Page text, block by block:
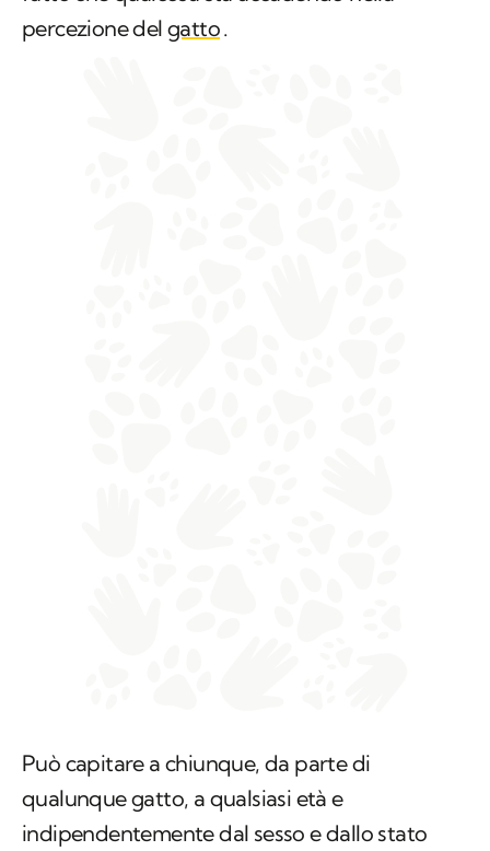
percezione del gatto.
Può capitare a chiunque, da parte di
qualunque gatto, a qualsiasi età e
indipendentemente dal sesso e dallo stato